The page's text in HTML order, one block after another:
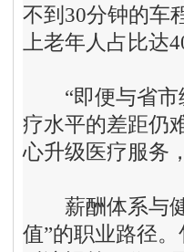
不到30分钟的车
上老年人占比达
“即便与省市
疗水平的差距仍
心升级医疗服务
薪酬体系与健
值”的职业路径